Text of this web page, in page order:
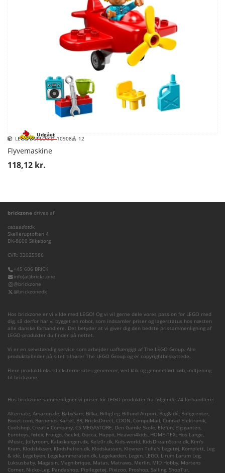
Udgået
LEGO DUPLO® 10908 12
Flyvemaskine
118,12 kr.
brickzone drives af
cazaadotdk
Skelleruptoften 4
DK-8600 Silkeborg
CVR: 32025986
+45 606 BRICK
info(at)brickz.one
@brickzone
@brickzonedk
Hos brickzone er vi vilde med LEGO! Og vi vil gerne dele vores passion for LEGO med
dig, så derfor har vi bygget en robot, som indsamler priser og lagerstatus hos næsten
alle danske forhandlere. Det betyder at vi giver dig den bedste prissammenligning af
LEGO-produkter du finder på nettet.
Vi er en selvstændig service som arbejder uafhængigt af The LEGO Group. Alle
produktbilleder på sitet tilhører The LEGO Group og er copyrightbeskyttede.
Flere produktlinks til eksterne sites genererer, ved klik og gennemført køb, indtjening
til brickzone.
Hos brickzone sammenligner vi priser for LEGO-produkter fra følgende 74 forhandlere:
Alternate, Amazon.de, BabySam, Bilka, BilligLeg, Billund Airport, Bog&idé, Boligcenter,
Boozt.com, Børnenes Kartel, BR, BricksDirect, CDON, CompuMail, Conrad Elektronik,
Coolshop, Creativ Company, CS MEGASTORE, Den Gamle Skole, Elefun, Elgiganten,
Eurotoys, føtex, Fruugo, Geekd, Gucca, Happii, Heaven4kids, HOME-TEX, Hos Lange,
iMusic, Jollyroom, Kalaskongen.dk, Kelz0r.dk, Kids-world, KidsDreamStore.dk, Kim's
Kram, Klodsbiksen, Klodshelten.dk, Klodskassen, Klovnen Tulle's Legetøj, Komplett, Leg
& idé, Legebyen, Legekammeraten.dk, Legekæden, Legen, LEGO, Lirum Larum Leg,
Luksusbaby, Magasin, Magnibrique, Matas, Matraws, Merlin, MID Hobby, Mortens
Corner, Nicko-Leg, Pandashop, Pipilegetøj, Pixizoo, Proshop, Salling, ShopTur,